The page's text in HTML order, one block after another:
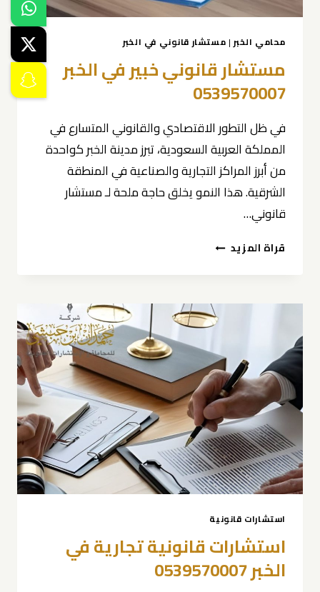
محامي الخبر| مستشار قانوني في الخبر
مستشار قانوني خبير في الخبر
0539570007
في ظل التطور الاقتصادي والقانوني المتسارع في
المملكة العربية السعودية، تبرز مدينة الخبر كواحدة
من أبرز المراكز التجارية والصناعية في المنطقة
الشرقية. هذا النمو يخلق حاجة ملحة لـ مستشار
قانوني…
قراة المزيد مستشار
الخبر
0539570007
استشارات قانونية
استشارات قانونية تجارية في
الخبر 0539570007